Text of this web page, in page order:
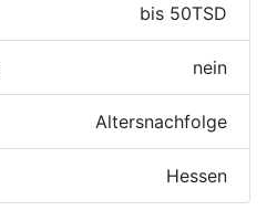
bis 50TSD
nein
Altersnachfolge
Hessen